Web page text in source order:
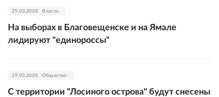
29.03.2005 Власть
На выборах в Благовещенске и на Ямале
лидируют "единороссы"
29.03.2005 Общество
С территории "Лосиного острова" будут снесены